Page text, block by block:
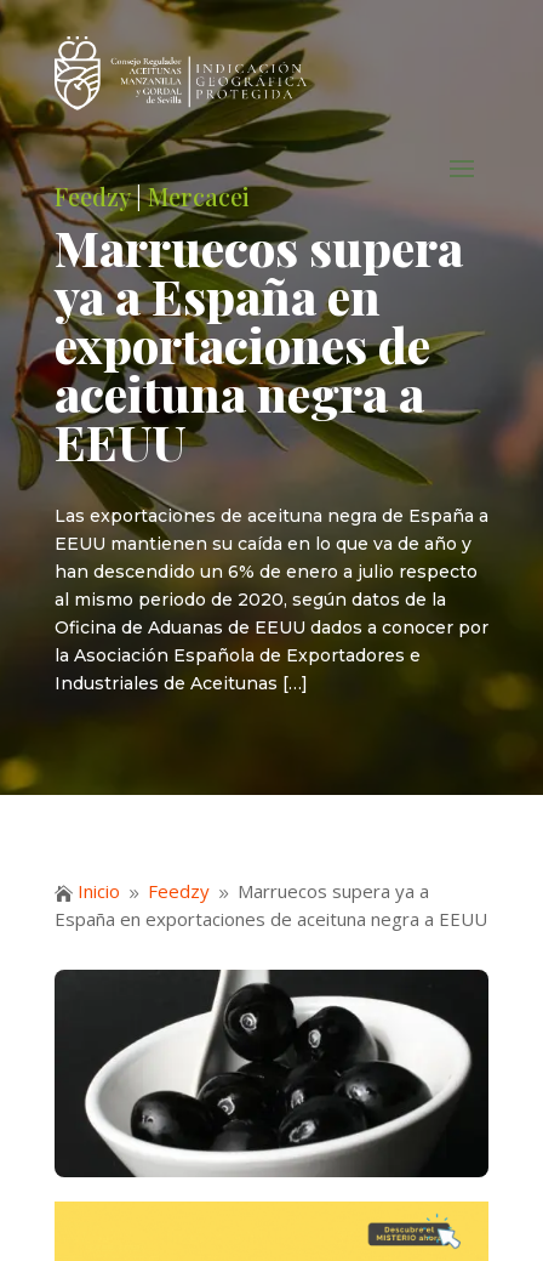
Feedzy|Mercacei
Marruecos supera
ya a España en
exportaciones de
aceituna negra a
EEUU
Las exportaciones de aceituna negra de España a
EEUU mantienen su caída en lo que va de año y
han descendido un 6% de enero a julio respecto
al mismo periodo de 2020, según datos de la
Oficina de Aduanas de EEUU dados a conocer por
la Asociación Española de Exportadores e
Industriales de Aceitunas […]
 Inicio 9 Feedzy 9 Marruecos supera ya a
España en exportaciones de aceituna negra a EEUU